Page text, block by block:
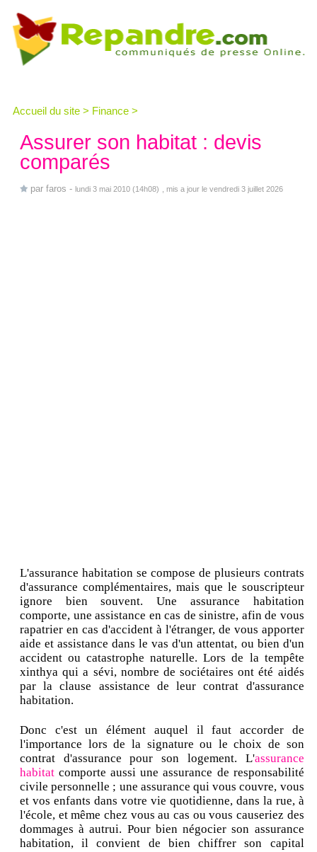
Accueil du site > Finance >
Assurer son habitat : devis
comparés
par faros - lundi 3 mai 2010 (14h08) , mis a jour le vendredi 3 juillet 2026
L'assurance habitation se compose de plusieurs contrats
d'assurance complémentaires, mais que le souscripteur
ignore bien souvent. Une assurance habitation
comporte, une assistance en cas de sinistre, afin de vous
rapatrier en cas d'accident à l'étranger, de vous apporter
aide et assistance dans le vas d'un attentat, ou bien d'un
accident ou catastrophe naturelle. Lors de la tempête
xinthya qui a sévi, nombre de sociétaires ont été aidés
par la clause assistance de leur contrat d'assurance
habitation.
Donc c'est un élément auquel il faut accorder de
l'importance lors de la signature ou le choix de son
contrat d'assurance pour son logement. L'assurance
habitat comporte aussi une assurance de responsabilité
civile personnelle ; une assurance qui vous couvre, vous
et vos enfants dans votre vie quotidienne, dans la rue, à
l'école, et même chez vous au cas ou vous causeriez des
dommages à autrui. Pour bien négocier son assurance
habitation, il convient de bien chiffrer son capital